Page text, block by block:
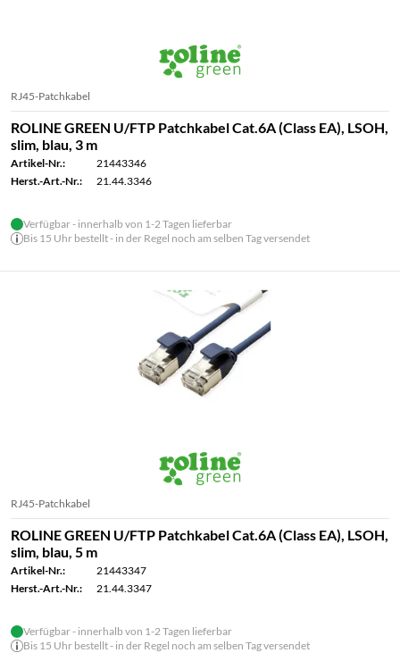
RJ45-Patchkabel
ROLINE GREEN U/FTP Patchkabel Cat.6A (Class EA), LSOH,
slim, blau, 3 m
Artikel-Nr.:
21443346
Herst.-Art.-Nr.:
21.44.3346
Verfügbar - innerhalb von 1-2 Tagen lieferbar
Bis 15 Uhr bestellt - in der Regel noch am selben Tag versendet
RJ45-Patchkabel
ROLINE GREEN U/FTP Patchkabel Cat.6A (Class EA), LSOH,
slim, blau, 5 m
Artikel-Nr.:
21443347
Herst.-Art.-Nr.:
21.44.3347
Verfügbar - innerhalb von 1-2 Tagen lieferbar
Bis 15 Uhr bestellt - in der Regel noch am selben Tag versendet